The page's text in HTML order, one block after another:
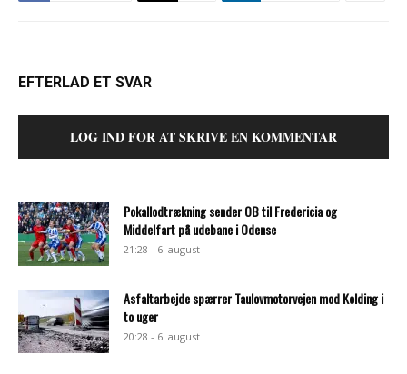
EFTERLAD ET SVAR
LOG IND FOR AT SKRIVE EN KOMMENTAR
Pokallodtrækning sender OB til Fredericia og
Middelfart på udebane i Odense
21:28 - 6. august
Asfaltarbejde spærrer Taulovmotorvejen mod Kolding i
to uger
20:28 - 6. august